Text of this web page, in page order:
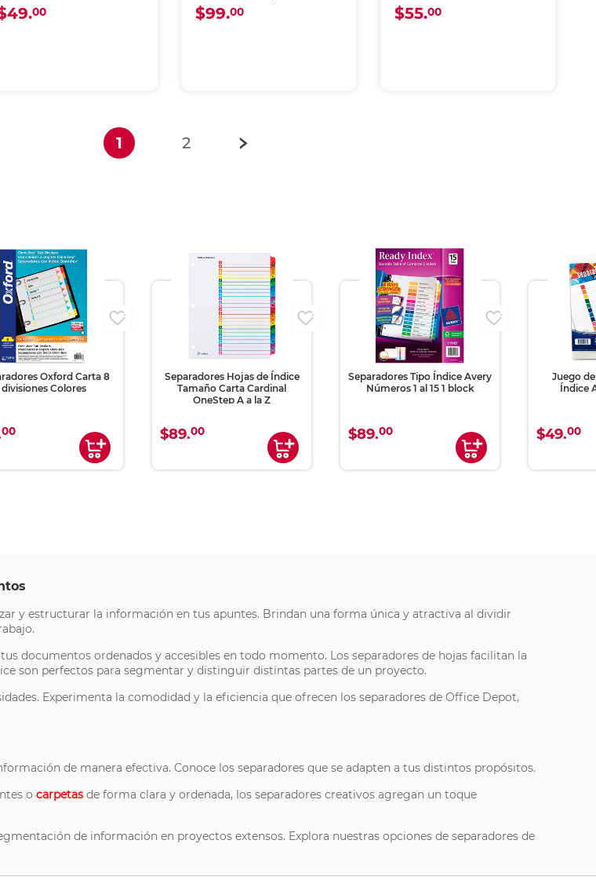
00 $99.00 $55.00
1(current)
2
Oxford Carta 8
divisiones Colores
00
Separadores Hojas de Índice
Tamaño Carta Cardinal
OneStep A a la Z
$89.00
Separadores Tipo Índice Avery
Números 1 al 15 1 block
$89.00
Juego
Índice
$49.00
y estructurar la información en tus apuntes. Brindan una forma única y atractiva al dividir
documentos ordenados y accesibles en todo momento. Los separadores de hojas facilitan la
son perfectos para segmentar y distinguir distintas partes de un proyecto.
Experimenta la comodidad y la eficiencia que ofrecen los separadores de Office Depot,
de manera efectiva. Conoce los separadores que se adapten a tus distintos propósitos.
o carpetas de forma clara y ordenada, los separadores creativos agregan un toque
de información en proyectos extensos. Explora nuestras opciones de separadores de